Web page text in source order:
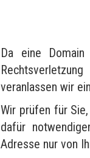
Da eine
veranlassen wir
Wir prüfen für
dafür
Adresse nur von